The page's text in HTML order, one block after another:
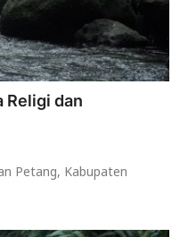
Religi dan
Petang, Kabupaten